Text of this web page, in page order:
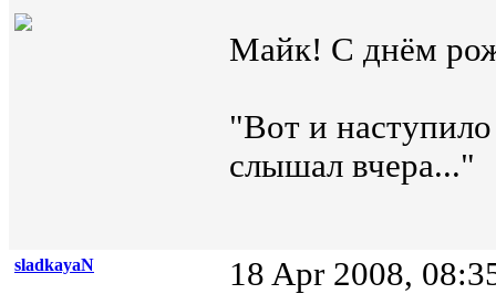
Майк! С днём
"Вот и наступило
слышал вчера..."
sladkayaN 18 Apr 2008,